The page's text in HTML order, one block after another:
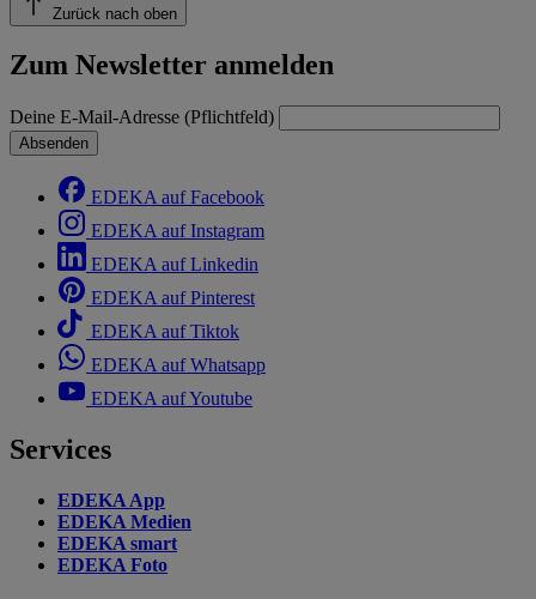
Zurück nach oben
Zum Newsletter anmelden
Deine E-Mail-Adresse (Pflichtfeld)
Absenden
EDEKA auf Facebook
EDEKA auf Instagram
EDEKA auf Linkedin
EDEKA auf Pinterest
EDEKA auf Tiktok
EDEKA auf Whatsapp
EDEKA auf Youtube
Services
EDEKA App
EDEKA Medien
EDEKA smart
EDEKA Foto